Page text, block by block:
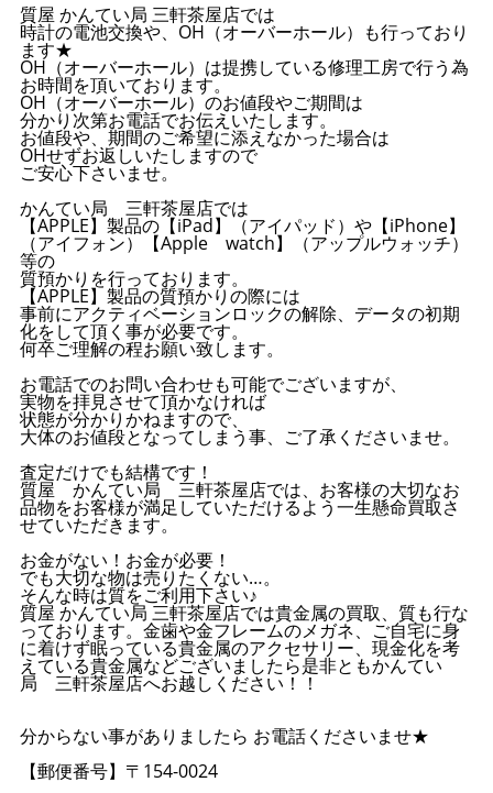
質屋 かんてい局 三軒茶屋店では
時計の電池交換や、OH（オーバーホール）も行っており
ます★
OH（オーバーホール）は提携している修理工房で行う為
お時間を頂いております。
OH（オーバーホール）のお値段やご期間は
分かり次第お電話でお伝えいたします。
お値段や、期間のご希望に添えなかった場合は
OHせずお返しいたしますので
ご安心下さいませ。
かんてい局 三軒茶屋店では
【APPLE】製品の【iPad】（アイパッド）や【iPhone】
（アイフォン）【Apple watch】（アップルウォッチ）
等の
質預かりを行っております。
【APPLE】製品の質預かりの際には
事前にアクティベーションロックの解除、データの初期
化をして頂く事が必要です。
何卒ご理解の程お願い致します。
お電話でのお問い合わせも可能でございますが、
実物を拝見させて頂かなければ
状態が分かりかねますので、
大体のお値段となってしまう事、ご了承くださいませ。
査定だけでも結構です！
質屋 かんてい局 三軒茶屋店では、お客様の大切なお
品物をお客様が満足していただけるよう一生懸命買取さ
せていただきます。
お金がない！お金が必要！
でも大切な物は売りたくない…。
そんな時は質をご利用下さい♪
質屋 かんてい局 三軒茶屋店では貴金属の買取、質も行な
っております。金歯や金フレームのメガネ、ご自宅に身
に着けず眠っている貴金属のアクセサリー、現金化を考
えている貴金属などございましたら是非ともかんてい
局 三軒茶屋店へお越しください！！
分からない事がありましたら お電話くださいませ★
【郵便番号】〒154-0024